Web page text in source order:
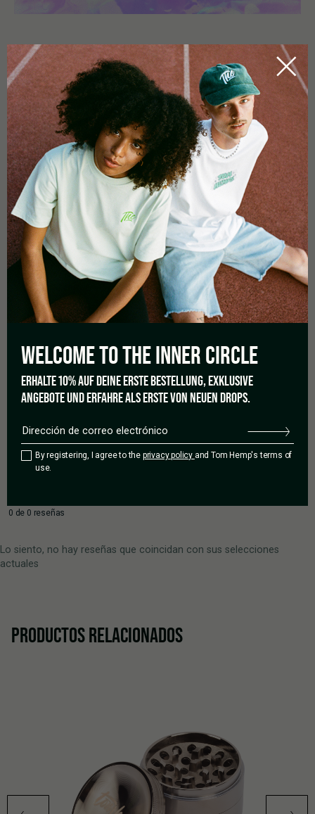
USO
Agregue CBD Bath Ball en una bañera llena de agua tibia y deje
que se disuelva.
0,0
Basado en 0 reseñas.
5 estrellas
0%
3 estrellas
2 estrellas
1 estrella
Añadir una reseña
0 de 0 reseñas
Lo siento, no hay reseñas que coincidan con sus selecciones
actuales
PRODUCTOS RELACIONADOS
WELCOME TO THEINNER CIRCLE
ERHALTE 10% AUF DEINE ERSTE BESTELLUNG, EXKLUSIVE
ANGEBOTE UND ERFAHRE ALS ERSTE VON NEUEN DROPS.
By registering, I agree to the privacy policy and Tom Hemp's terms of
use.